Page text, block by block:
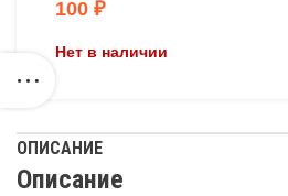
100 ₽
Нет в наличии
ОПИСАНИЕ
Описание